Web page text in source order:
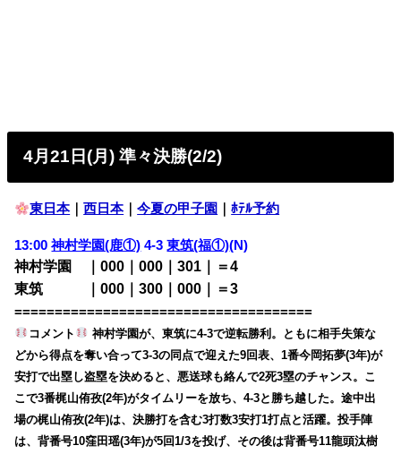
4月21日(月) 準々決勝(2/2)
東日本｜西日本｜今夏の甲子園 ｜ﾎﾃﾙ予約
13:00神村学園(鹿①) 4-3東筑(福①)(N)
神村学園 ｜000｜000｜301｜＝4
東筑 ｜000｜300｜000｜＝3
=====================================
コメント
神村学園が、東筑に4-3で逆転勝利。ともに相手失策な
どから得点を奪い合って3-3の同点で迎えた9回表、1番今岡拓夢(3年)が
安打で出塁し盗塁を決めると、悪送球も絡んで2死3塁のチャンス。こ
こで3番梶山侑孜(2年)がタイムリーを放ち、4-3と勝ち越した。途中出
場の梶山侑孜(2年)は、決勝打を含む3打数3安打1打点と活躍。投手陣
は、背番号10窪田瑶(3年)が5回1/3を投げ、その後は背番号11龍頭汰樹